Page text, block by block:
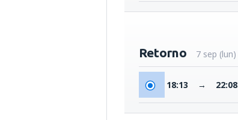
Retorno 7 sep (lun)
18:13 → 22:08